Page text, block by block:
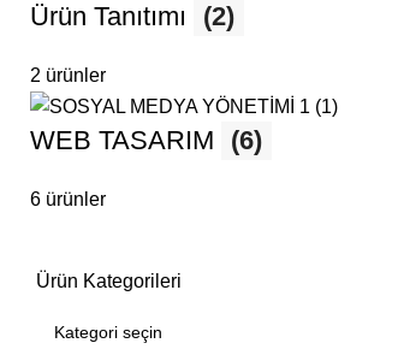
Ürün Tanıtımı (2)
2 ürünler
WEB TASARIM (6)
6 ürünler
Ürün Kategorileri